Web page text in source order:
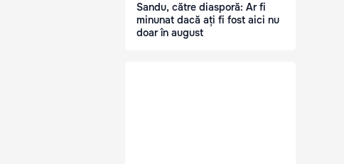
Sandu, către diasporă: Ar fi
minunat dacă ați fi fost aici nu
doar în august